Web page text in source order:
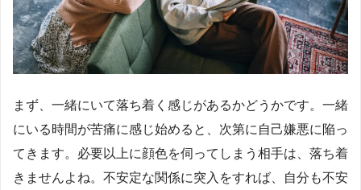
まず、一緒にいて落ち着く感じがあるかどうかです。一緒
にいる時間が苦痛に感じ始めると、次第に自己嫌悪に陥っ
てきます。必要以上に顔色を伺ってしまう相手は、落ち着
きませんよね。不安定な関係に突入をすれば、自分も不安